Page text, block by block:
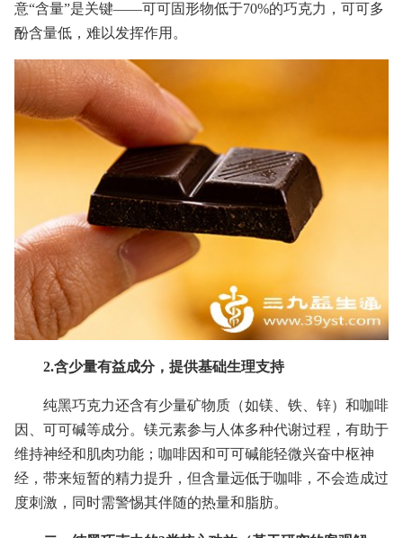
意“含量”是关键——可可固形物低于70%的巧克力，可可多
酚含量低，难以发挥作用。
2.含少量有益成分，提供基础生理支持
纯黑巧克力还含有少量矿物质（如镁、铁、锌）和咖啡
因、可可碱等成分。镁元素参与人体多种代谢过程，有助于
维持神经和肌肉功能；咖啡因和可可碱能轻微兴奋中枢神
经，带来短暂的精力提升，但含量远低于咖啡，不会造成过
度刺激，同时需警惕其伴随的热量和脂肪。